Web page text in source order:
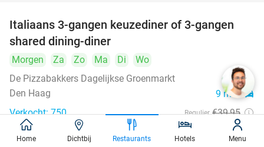
50%
Italiaans 3-gangen keuzediner of 3-gangen
shared dining-diner
Morgen Za Zo Ma Di
Wo
De Pizzabakkers Dagelijkse Groenmarkt
8.6star
Den Haag 9 min.directions_car
Verkocht: 750 Regulier €39,95
€19
Home Dichtbij Restaurants Hotels Menu